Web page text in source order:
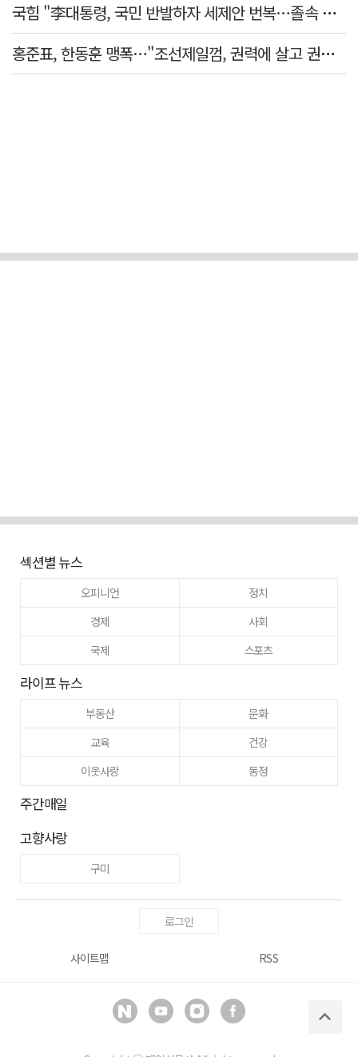
국힘 "李대통령, 국민 반발하자 세제안 번복…졸속 국정 즉각 중단"
홍준표, 한동훈 맹폭…"조선제일껌, 권력에 살고 권력에 죽었다"
섹션별 뉴스
오피니언
정치
경제
사회
국제
스포츠
라이프 뉴스
부동산
문화
교육
건강
이웃사랑
동정
주간매일
고향사랑
구미
로그인
사이트맵 RSS